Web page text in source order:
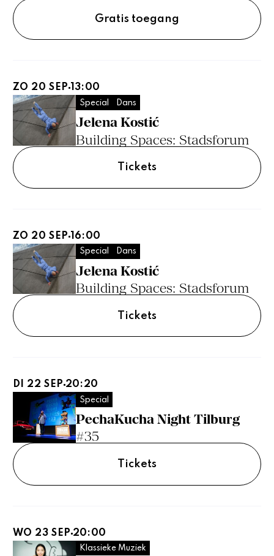
Gratis toegang
Jelena Kostić
Building Spaces: Stadsforum
Special Dans
Tickets
ZO 20 SEP 13:00
Jelena Kostić
Building Spaces: Stadsforum
Special Dans
Tickets
ZO 20 SEP 16:00
PechaKucha Night Tilburg
#35
Special
Tickets
DI 22 SEP 20:20
Klassieke Muziek
WO 23 SEP 20:00